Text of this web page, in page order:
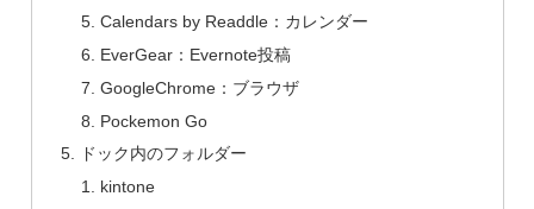
Calendars by Readdle：カレンダー
EverGear：Evernote投稿
GoogleChrome：ブラウザ
Pockemon Go
ドック内のフォルダー
kintone